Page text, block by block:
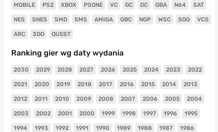
MOBILE PS2 XBOX PSONE VC GC DC GBA N64 SAT
NES SNES SMD SMS AMIGA GBC NGP WSC SGG VCS
ARC 3DO QUEST
Ranking gier wg daty wydania
2030 2029 2028 2027 2026 2025 2024 2023 2022
2021 2020 2019 2018 2017 2016 2015 2014 2013
2012 2011 2010 2009 2008 2007 2006 2005 2004
2003 2002 2001 2000 1999 1998 1997 1996 1995
1994 1993 1992 1991 1990 1989 1988 1987 1986